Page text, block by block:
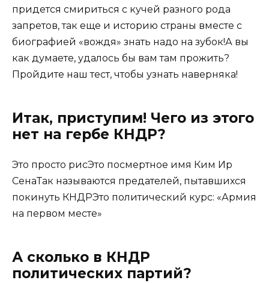
придется смириться с кучей разного рода
запретов, так еще и историю страны вместе с
биографией «вождя» знать надо на зубок!А вы
как думаете, удалось бы вам там прожить?
Пройдите наш тест, чтобы узнать наверняка!
Итак, приступим! Чего из этого
нет на гербе КНДР?
Это просто рисЭто посмертное имя Ким Ир
СенаТак называются предателей, пытавшихся
покинуть КНДРЭто политический курс: «Армия
на первом месте»
А сколько в КНДР
политических партий?